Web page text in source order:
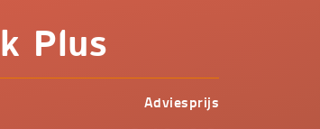
Plus
Adviesprijs